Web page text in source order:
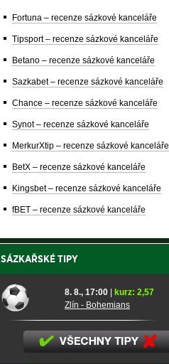
Fortuna – recenze sázkové kanceláře
Tipsport – recenze sázkové kanceláře
Betano – recenze sázkové kanceláře
Sazkabet – recenze sázkové kanceláře
Chance – recenze sázkové kanceláře
Synot – recenze sázkové kanceláře
MerkurXtip – recenze sázkové kanceláře
BetX – recenze sázkové kanceláře
Kingsbet – recenze sázkové kanceláře
fBET – recenze sázkové kanceláře
SÁZKAŘSKÉ TIPY
8. 8., 17:00
kurz: 2,57
Zlín - Bohemians